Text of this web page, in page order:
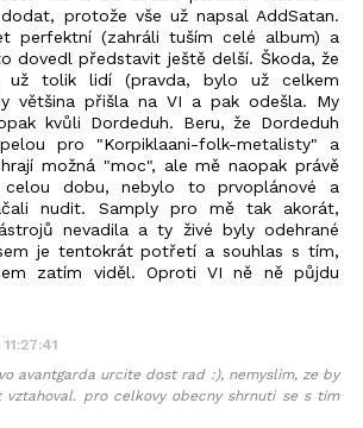
protože vše už napsal AddSatan.
perfektní (zahráli tuším celé album) a
dovedl představit ještě delší. Škoda, že
už tolik lidí (pravda, bylo už celkem
většina přišla na VI a pak odešla. My
kvůli Dordeduh. Beru, že Dordeduh
pro "Korpiklaani-folk-metalisty" a
možná "moc", ale mě naopak právě
dobu, nebylo to prvoplánové a
nudit. Samply pro mě tak akorát,
nevadila a ty živé byly odehrané
je tentokrát potřetí a souhlas s tím,
zatím viděl. Oproti VI ně ně půjdu
avantgarda urcite dost rad :), nemyslim, ze by
vztahoval. pro celkovy obecny shrnuti se s tim